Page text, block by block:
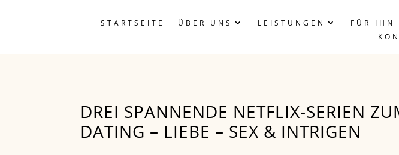
STARTSEITE ÜBER UNS LEISTUNGEN FÜR IHN
DREI SPANNENDE NETFLIX-SERIEN
DATING – LIEBE – SEX & INTRIGEN